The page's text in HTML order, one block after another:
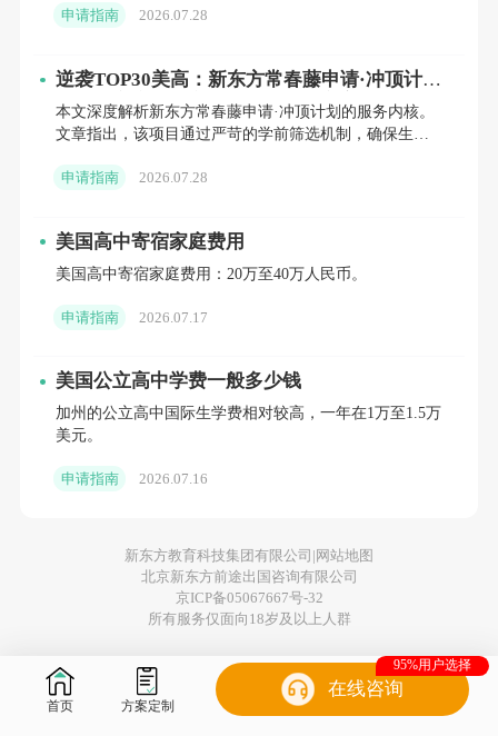
非常慷慨的助学金项目——平均助学金高达
——平均助学金高达46,260，33%的新生都能
拿到资助。
School of Boston
这几年有个明显的趋势——越来越多的家庭开
始青睐IB课程。BISB在2026年直接拿下波士顿
到了第27位。
MIT、茱莉亚音乐学院
际学校体系转出来的孩子，语言过渡几乎可以
无缝衔接，而且拿的是全美认可度超高的IB文
3. 大隐于市的学霸摇篮：Boston University
系，涵
申请指南 2026.07.28
逆袭TOP30美高：新东方常春藤申请·冲顶计划
如何为家庭提供定制化升读解决方案
本文深度解析新东方常春藤申请·冲顶计划的服务内核。
文章指出，该项目通过严苛的学前筛选机制，确保生源
化培训。内容
申请指南 2026.07.28
美国高中寄宿家庭费用
美国高中寄宿家庭费用：20万至40万人民币。
申请指南 2026.07.17
美国公立高中学费一般多少钱
加州的公立高中国际生学费相对较高，一年在1万至1.5万
美元。
申请指南 2026.07.16
新东方教育科技集团有限公司| 网站地图
北京新东方前途出国咨询有限公司
京ICP备05067667号-32
所有服务仅面向18岁及以上人群
首页 方案定制
在线咨询
95%用户选择